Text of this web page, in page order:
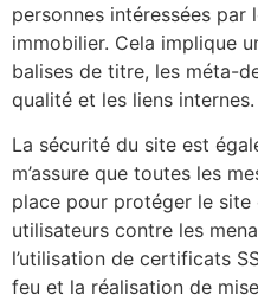
personnes intéressées
immobilier. Cela implique
balises de titre, les méta-
qualité et les liens internes.
La sécurité du site est
m’assure que toutes les
place pour protéger le site
utilisateurs contre les
l’utilisation de certificats
feu et la réalisation de